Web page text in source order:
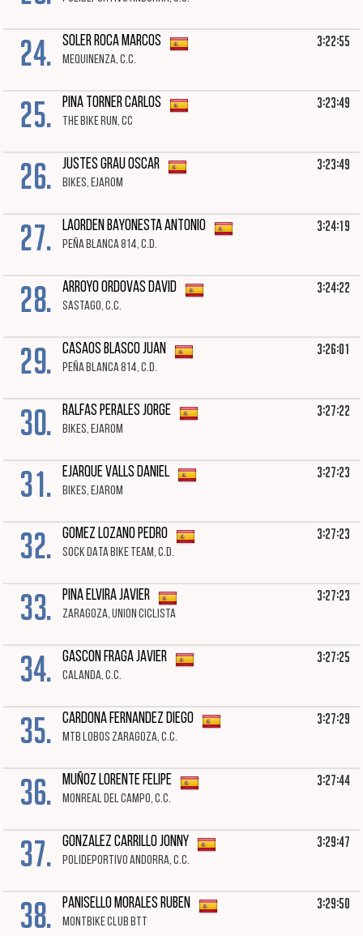
24. SOLER ROCA MARCOS
MEQUINENZA, C.C.
3:22:55
25. PINA TORNER CARLOS
THE BIKE RUN, CC
3:23:49
26. JUSTES GRAU OSCAR
BIKES, EJAROM
3:23:49
27. LAORDEN BAYONESTA ANTONIO
PEÑA BLANCA 814, C.D.
3:24:19
28. ARROYO ORDOVAS DAVID
SASTAGO, C.C.
3:24:22
29. CASAOS BLASCO JUAN
PEÑA BLANCA 814, C.D.
3:26:01
30. RALFAS PERALES JORGE
BIKES, EJAROM
3:27:22
31. EJARQUE VALLS DANIEL
BIKES, EJAROM
3:27:23
32. GOMEZ LOZANO PEDRO
SOCK DATA BIKE TEAM, C.D.
3:27:23
33. PINA ELVIRA JAVIER
ZARAGOZA, UNION CICLISTA
3:27:23
34. GASCON FRAGA JAVIER
CALANDA, C.C.
3:27:25
35. CARDONA FERNANDEZ DIEGO
MTB LOBOS ZARAGOZA, C.C.
3:27:29
36. MUÑOZ LORENTE FELIPE
MONREAL DEL CAMPO, C.C.
3:27:44
37. GONZALEZ CARRILLO JONNY
POLIDEPORTIVO ANDORRA, C.C.
3:29:47
38. PANISELLO MORALES RUBEN
MONTBIKE CLUB BTT
3:29:50